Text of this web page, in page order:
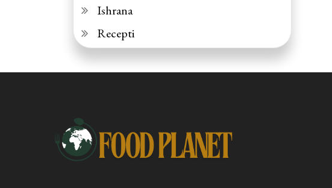
Ishrana
Recepti